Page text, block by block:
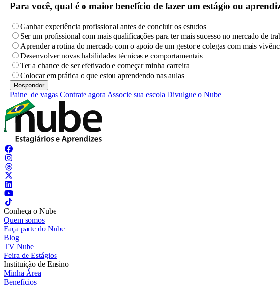
Para você, qual é o maior benefício de fazer um estágio ou
Ganhar experiência profissional antes de concluir os estudos
Ser um profissional com mais qualificações para ter mais sucesso no mercado de
Aprender a rotina do mercado com o apoio de um gestor e colegas com mais
Desenvolver novas habilidades técnicas e comportamentais
Ter a chance de ser efetivado e começar minha carreira
Colocar em prática o que estou aprendendo nas aulas
Painel de vagas Contrate agora Associe sua escola Divulgue o Nube
Conheça o Nube
Quem somos
Faça parte do Nube
Blog
TV Nube
Feira de Estágios
Instituição de Ensino
Minha Área
Benefícios